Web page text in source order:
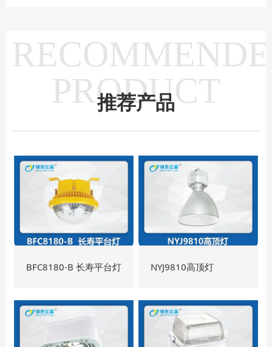
PRODUCT
推荐产品
BFC8180-B 长寿平台灯 NYJ9810高顶灯